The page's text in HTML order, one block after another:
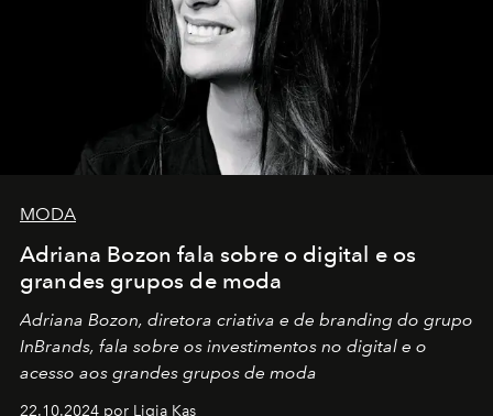
MODA
Adriana Bozon fala sobre o digital e os
grandes grupos de moda
Adriana Bozon, diretora criativa e de branding do grupo
InBrands, fala sobre os investimentos no digital e o
acesso aos grandes grupos de moda
22.10.2024 por Ligia Kas